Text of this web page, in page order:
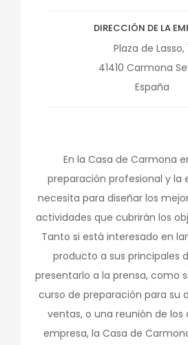
DIRECCIÓN DE LA
Plaza de Lasso,
41410 Carmona
España
En la Casa de Carmona
preparación profesional y la
necesita para diseñar los
actividades que cubrirán los
Tanto si está interesado en
producto a sus principales
presentarlo a la prensa, como
curso de preparación para su
ventas, o una reunión de los
empresa, la Casa de